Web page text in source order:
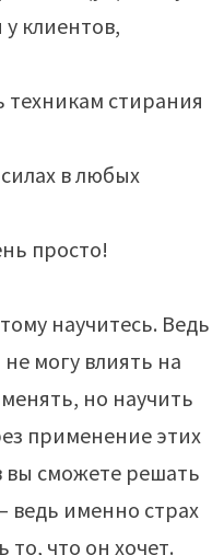
у клиентов,
техникам стирания
в любых
просто!
научитесь. Ведь
могу влиять на
но научить
применение этих
вы сможете решать
ведь именно страх
то, что он хочет.